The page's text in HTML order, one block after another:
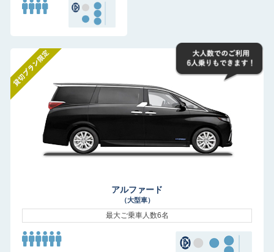
アルファード
（大型車）
最大ご乗車人数6名